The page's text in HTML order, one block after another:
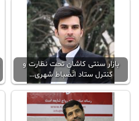
بازار سنتی کاشان تحت نظارت و
کنترل ستاد انضباط شهری…